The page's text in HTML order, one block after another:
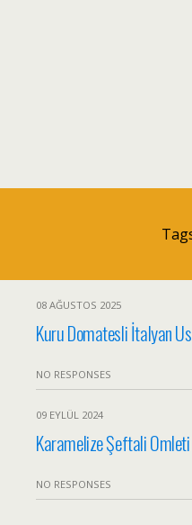
08 AĞUSTOS 2025
Kuru Domatesli İtalyan
NO RESPONSES
09 EYLÜL 2024
Karamelize Şeftali Omleti
NO RESPONSES